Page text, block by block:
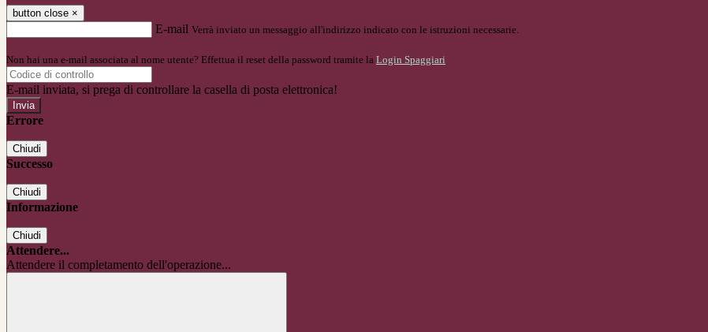
button close ×
E-mail Verrà inviato un messaggio all'indirizzo indicato con le istruzioni necessarie.
Non hai una e-mail associata al nome utente? Effettua il reset della password tramite la Login Spaggiari
E-mail inviata, si prega di controllare la casella di posta elettronica!
Errore
Chiudi
Successo
Chiudi
Informazione
Chiudi
Attendere...
Attendere il completamento dell'operazione...